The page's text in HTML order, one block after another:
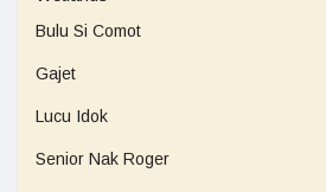
Bulu Si Comot
Gajet
Lucu Idok
Senior Nak Roger